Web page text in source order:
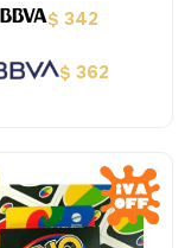
$ 342
$ 362